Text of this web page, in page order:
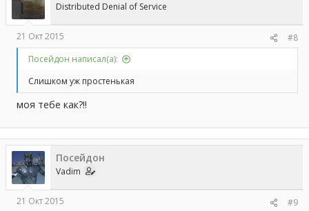
Distributed Denial of Service
21 Окт 2015
#8
Посейдон написал(а):
Слишком уж простенькая
моя тебе как?!!
Посейдон
Vadim
21 Окт 2015
#9